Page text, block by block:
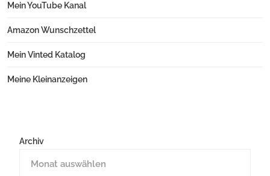
Mein YouTube Kanal
Amazon Wunschzettel
Mein Vinted Katalog
Meine Kleinanzeigen
Archiv